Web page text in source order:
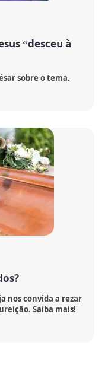
“desceu à
sobre o tema.
nos convida a rezar
Saiba mais!